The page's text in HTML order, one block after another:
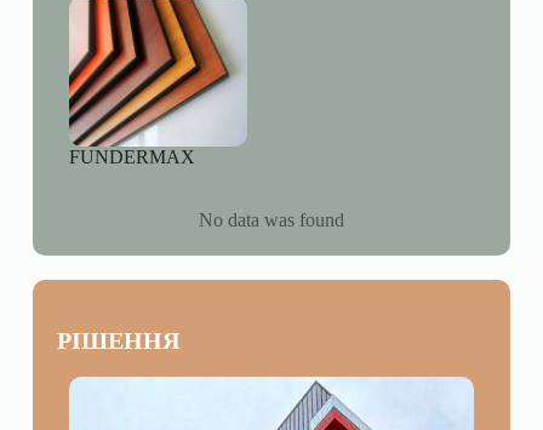
FUNDERMAX
No data was found
РІШЕННЯ